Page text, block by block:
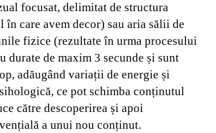
focusat, delimitat de structura
în care avem decor) sau aria sălii de
fizice (rezultate în urma procesului
durate de maxim 3 secunde și sunt
adăugând variații de energie și
ce pot schimba conținutul
către descoperirea și apoi
a unui nou conținut.